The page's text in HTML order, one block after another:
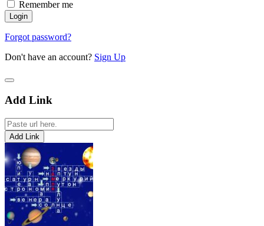
Remember me
Forgot password?
Don't have an account? Sign Up
Add Link
Add Link